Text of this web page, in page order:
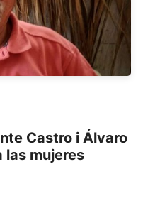
Castro i Álvaro
las mujeres